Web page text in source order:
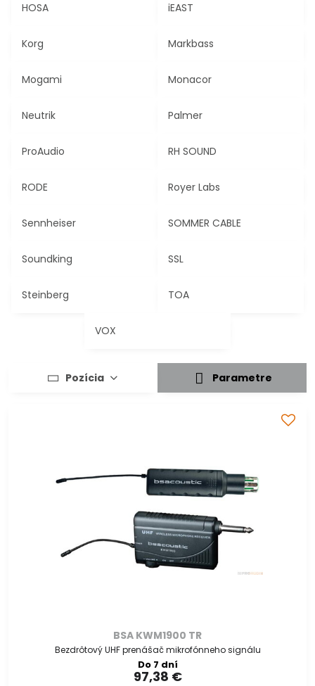
HOSA iEAST
Korg Markbass
Mogami Monacor
Neutrik Palmer
ProAudio RH SOUND
RODE Royer Labs
Sennheiser SOMMER CABLE
Soundking SSL
Steinberg TOA
VOX
Pozícia Parametre
BSA KWM1900 TR
Bezdrôtový UHF prenášač mikrofónneho signálu
Do 7 dní
97,38 €